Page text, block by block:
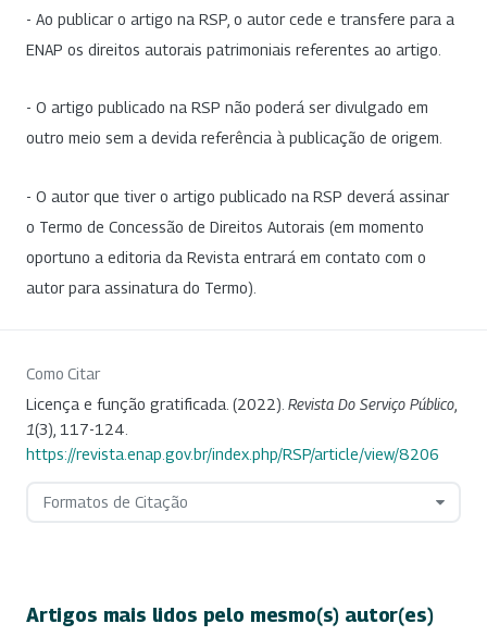
- Ao publicar o artigo na RSP, o autor cede e transfere para a
ENAP os direitos autorais patrimoniais referentes ao artigo.
- O artigo publicado na RSP não poderá ser divulgado em
outro meio sem a devida referência à publicação de origem.
- O autor que tiver o artigo publicado na RSP deverá assinar
o Termo de Concessão de Direitos Autorais (em momento
oportuno a editoria da Revista entrará em contato com o
autor para assinatura do Termo).
Como Citar
Licença e função gratificada. (2022). Revista Do Serviço Público
1(3), 117-124.
https://revista.enap.gov.br/index.php/RSP/article/view/8206
Formatos de Citação
Artigos mais lidos pelo mesmo(s) autor(es)